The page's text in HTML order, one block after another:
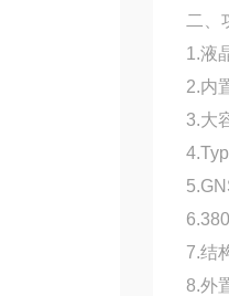
二、
1.液
2.内
3.大
7.结
8.外